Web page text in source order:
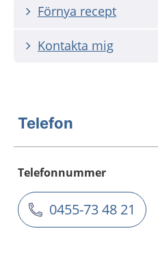
Förnya recept
Kontakta mig
Telefon
Telefonnummer
0455-73 48 21